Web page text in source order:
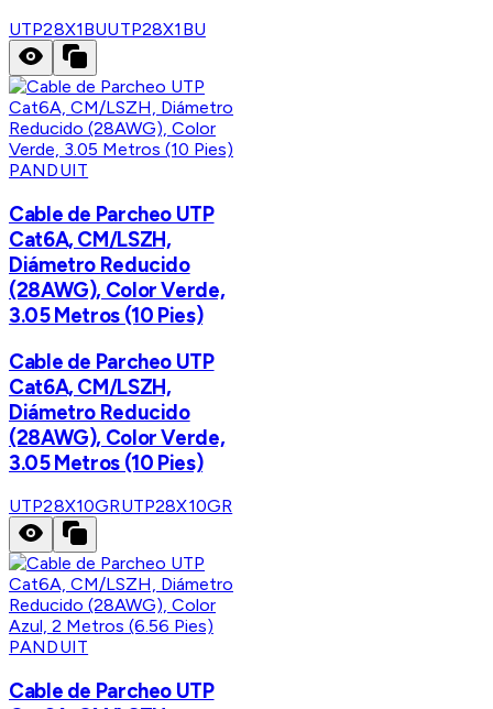
UTP28X1BUUTP28X1BU
PANDUIT
Cable de Parcheo UTP
Cat6A, CM/LSZH,
Diámetro Reducido
(28AWG), Color Verde,
3.05 Metros (10 Pies)
Cable de Parcheo UTP
Cat6A, CM/LSZH,
Diámetro Reducido
(28AWG), Color Verde,
3.05 Metros (10 Pies)
UTP28X10GRUTP28X10GR
PANDUIT
Cable de Parcheo UTP